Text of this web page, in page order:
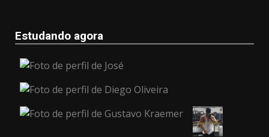
Estudando agora